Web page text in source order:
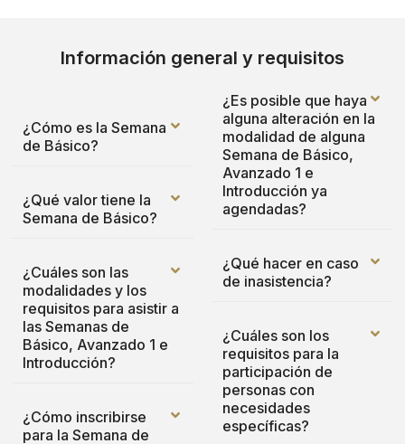
Información general y requisitos
¿Cómo es la Semana
de Básico?
¿Qué valor tiene la
Semana de Básico?
¿Cuáles son las
modalidades y los
requisitos para asistir a
las Semanas de
Básico, Avanzado 1 e
Introducción?
¿Cómo inscribirse
para la Semana de
¿Es posible que haya
alguna alteración en la
modalidad de alguna
Semana de Básico,
Avanzado 1 e
Introducción ya
agendadas?
¿Qué hacer en caso
de inasistencia?
¿Cuáles son los
requisitos para la
participación de
personas con
necesidades
específicas?